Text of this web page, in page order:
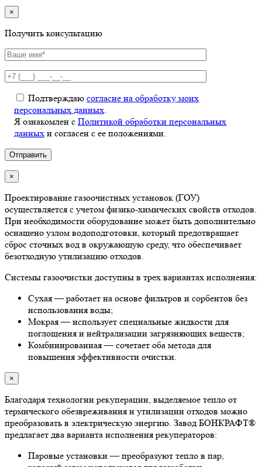
×
Получить консультацию
Подтверждаю согласие на обработку моих
персональных данных.
Я ознакомлен с Политикой обработки персональных
данных и согласен с ее положениями.
×
Проектирование газоочистных установок (ГОУ)
осуществляется с учетом физико-химических свойств отходов.
При необходимости оборудование может быть дополнительно
оснащено узлом водоподготовки, который предотвращает
сброс сточных вод в окружающую среду, что обеспечивает
безотходную утилизацию отходов.
Системы газоочистки доступны в трех вариантах исполнения:
Сухая — работает на основе фильтров и сорбентов без
использования воды;
Мокрая — использует специальные жидкости для
поглощения и нейтрализации загрязняющих веществ;
Комбинированная — сочетает оба метода для
повышения эффективности очистки.
×
Благодаря технологии рекуперации, выделяемое тепло от
термического обезвреживания и утилизации отходов можно
преобразовать в электрическую энергию. Завод БОНКРАФТ®
предлагает два варианта исполнения рекуператоров:
Паровые установки — преобразуют тепло в пар,